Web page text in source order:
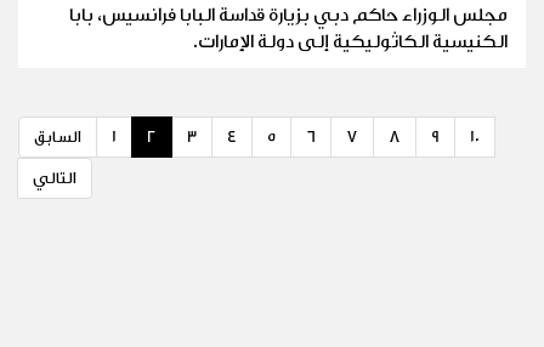
مجلس الوزراء حاكم دبي بزيارة قداسة البابا فرانسيس، بابا
الكنيسية الكاثوليكية إلى دولة الإمارات.
السابق 1 2 3 4 5 6 7 8 9 10
التالي